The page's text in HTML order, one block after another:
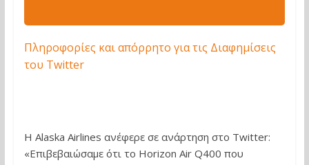
Πληροφορίες και απόρρητο για τις Διαφημίσεις
του Twitter
Η Alaska Airlines ανέφερε σε ανάρτηση στο Twitter:
«Επιβεβαιώσαμε ότι το Horizon Air Q400 που